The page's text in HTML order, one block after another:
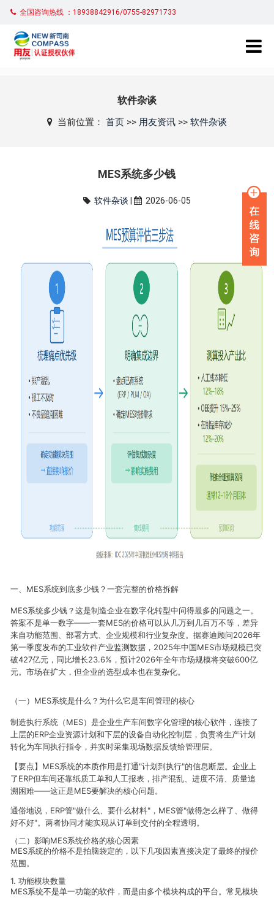
全国咨询热线 ：18938842916/0755-82971733
软件杂谈
当前位置： 首页>> 用友资讯>> 软件杂谈
MES系统多少钱
软件杂谈 2026-06-05
一、MES系统到底多少钱？一套完整的价格拆解
MES系统多少钱？这是制造企业在数字化转型中问得最多的问题之一。
答案不是单一数字——一套MES的价格可以从几万到几百万不等，差异
来自功能范围、部署方式、企业规模和行业复杂度。据赛迪顾问2026年
第一季度发布的工业软件产业监测数据，2025年中国MES市场规模已突
破427亿元，同比增长23.6%，预计2026年全年市场规模将突破600亿
元。市场在扩大，但企业的选型成本也在复杂化。
（一）MES系统是什么？为什么它是车间管理的核心
制造执行系统（MES）是企业生产车间数字化管理的核心软件，连接了
上层的ERP企业资源计划和下层的设备自动化控制层，负责将生产计划
转化为车间执行指令，并实时采集现场数据反馈给管理层。
【要点】MES系统的本质作用是打通"计划到执行"的信息断层。企业上
了ERP但车间还靠纸质工单和人工报表，排产混乱、进度不清、质量追
溯困难——这正是MES要解决的核心问题。
通俗地说，ERP管"做什么、要什么材料"，MES管"做得怎么样了、做得
好不好"。两者协同才能实现从订单到交付的全程透明。
（二）影响MES系统价格的核心因素
MES系统的价格不是拍脑袋定的，以下几项因素直接决定了最终的报价
范围。
1. 功能模块数量
MES系统不是单一功能的软件，而是由多个模块构成的平台。常见模块